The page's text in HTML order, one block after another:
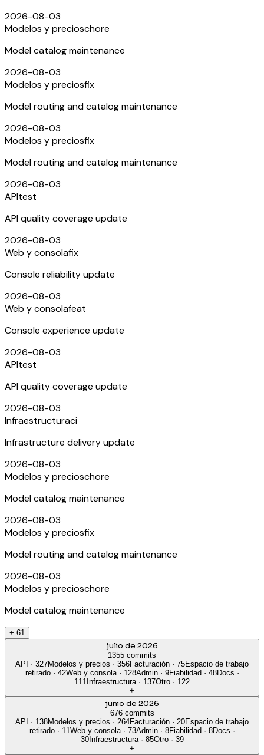
2026-08-03
Modelos y precioschore
Model catalog maintenance
2026-08-03
Modelos y preciosfix
Model routing and catalog maintenance
2026-08-03
Modelos y preciosfix
Model routing and catalog maintenance
2026-08-03
APItest
API quality coverage update
2026-08-03
Web y consolafix
Console reliability update
2026-08-03
Web y consolafeat
Console experience update
2026-08-03
APItest
API quality coverage update
2026-08-03
Infraestructuraci
Infrastructure delivery update
2026-08-03
Modelos y precioschore
Model catalog maintenance
2026-08-03
Modelos y preciosfix
Model routing and catalog maintenance
2026-08-03
Modelos y precioschore
Model catalog maintenance
+ 61
julio de 2026
1355 commits
API · 327Modelos y precios · 356Facturación · 75Espacio de trabajo
retirado· 42Web y consola· 128Admin· 9Fiabilidad· 48Docs ·
111 Infraestructura · 137Otro · 122
+
junio de 2026
676 commits
API · 138Modelos y precios · 264Facturación · 20Espacio de trabajo
retirado· 11Web y consola· 73Admin· 8Fiabilidad· 8Docs ·
30Infraestructura· 85Otro· 39
+